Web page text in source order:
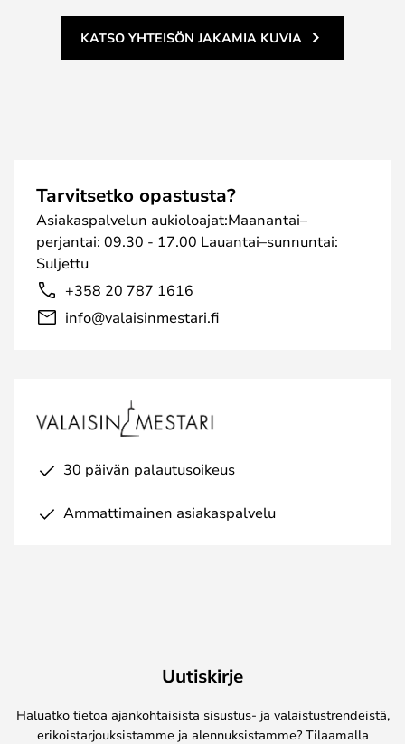
KATSO YHTEISÖN JAKAMIA KUVIA
Tarvitsetko opastusta?
Asiakaspalvelun aukioloajat:Maanantai–
perjantai: 09.30 - 17.00 Lauantai–sunnuntai:
Suljettu
+358 20 787 1616
info@valaisinmestari.fi
30 päivän palautusoikeus
Ammattimainen asiakaspalvelu
Uutiskirje
Haluatko tietoa ajankohtaisista sisustus- ja valaistustrendeistä,
erikoistarjouksistamme ja alennuksistamme? Tilaamalla